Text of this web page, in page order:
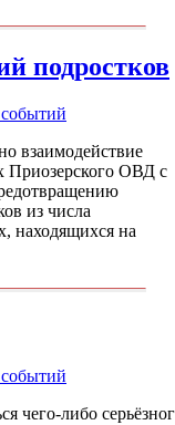
подростков
взаимодействие
Приозерского ОВД с
из числа
находящихся на
чего-либо